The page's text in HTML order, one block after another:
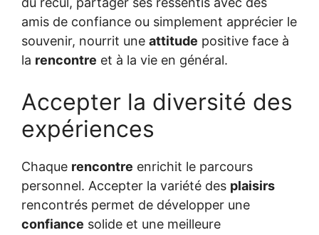
amis de confiance ou simplement apprécier le
souvenir, nourrit une attitude positive face à
la rencontre et à la vie en général.
Accepter la diversité des
expériences
Chaque rencontre enrichit le parcours
personnel. Accepter la variété des plaisirs
rencontrés permet de développer une
confiance solide et une meilleure